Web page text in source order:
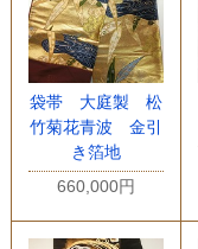
袋帯 大庭製 松
竹菊花青波 金引
き箔地
660,000円